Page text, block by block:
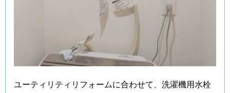
ユーティリティリフォームに合わせて、洗濯機用水栓